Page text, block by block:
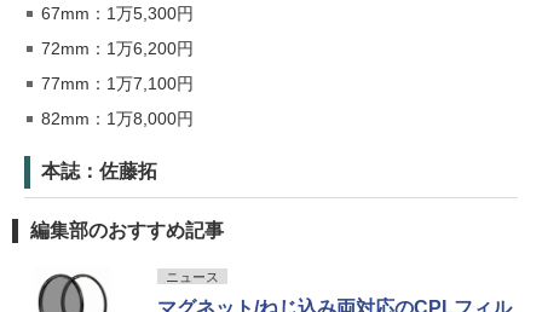
67mm：1万5,300円
72mm：1万6,200円
77mm：1万7,100円
82mm：1万8,000円
本誌：佐藤拓
編集部のおすすめ記事
ニュース
マグネット/ねじ込み両対応のCPLフィル